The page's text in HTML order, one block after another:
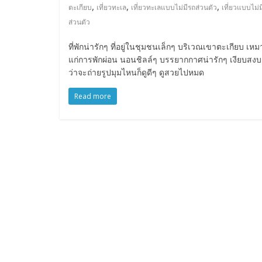
ตะเกียบ, เที่ยวทะเล, เที่ยวทะเลแบบไม่มีรถส่วนตัว, เที่ยวแบบไม่
ส่วนตัว
ที่พักน่ารักๆ ที่อยู่ในชุมชนเล็กๆ บริเวณเขาตะเกียบ เหม
แก่การพักผ่อน นอนชิลล์ๆ บรรยากกาศน่ารักๆ เงียบสง
ว่าจะถ่ายรูปมุมไหนก็ดูดีๆ ดูสวยไปหมด
Read more